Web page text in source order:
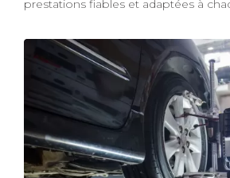
prestations fiables et adaptées à